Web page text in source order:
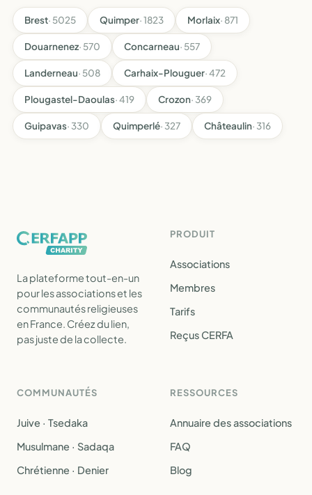
Brest· 5025 Quimper· 1823 Morlaix· 871
Douarnenez· 570 Concarneau· 557
Landerneau· 508 Carhaix-Plouguer· 472
Plougastel-Daoulas· 419 Crozon· 369
Guipavas· 330 Quimperlé· 327 Châteaulin· 316
La plateforme tout-en-un
pour les associations et les
communautés religieuses
en France. Créez du lien,
pas juste de la collecte.
PRODUIT
Associations
Membres
Tarifs
Reçus CERFA
COMMUNAUTÉS
Juive · Tsedaka
Musulmane · Sadaqa
Chrétienne · Denier
RESSOURCES
Annuaire des associations
FAQ
Blog